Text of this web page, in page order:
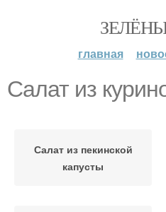
главная
Салат из
Салат из пекинской
капусты